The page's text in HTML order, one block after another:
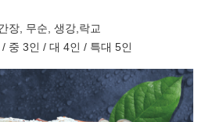
장, 무순, 생강,락교
중 3인 / 대 4인 / 특대 5인